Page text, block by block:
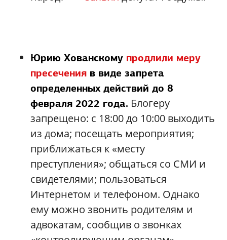
Юрию Хованскому продлили меру
пресечения в виде запрета
определенных действий до 8
февраля 2022 года. Блогеру
запрещено: с 18:00 до 10:00 выходить
из дома; посещать мероприятия;
приближаться к «месту
преступления»; общаться со СМИ и
свидетелями; пользоваться
Интернетом и телефоном. Однако
ему можно звонить родителям и
адвокатам, сообщив о звонках